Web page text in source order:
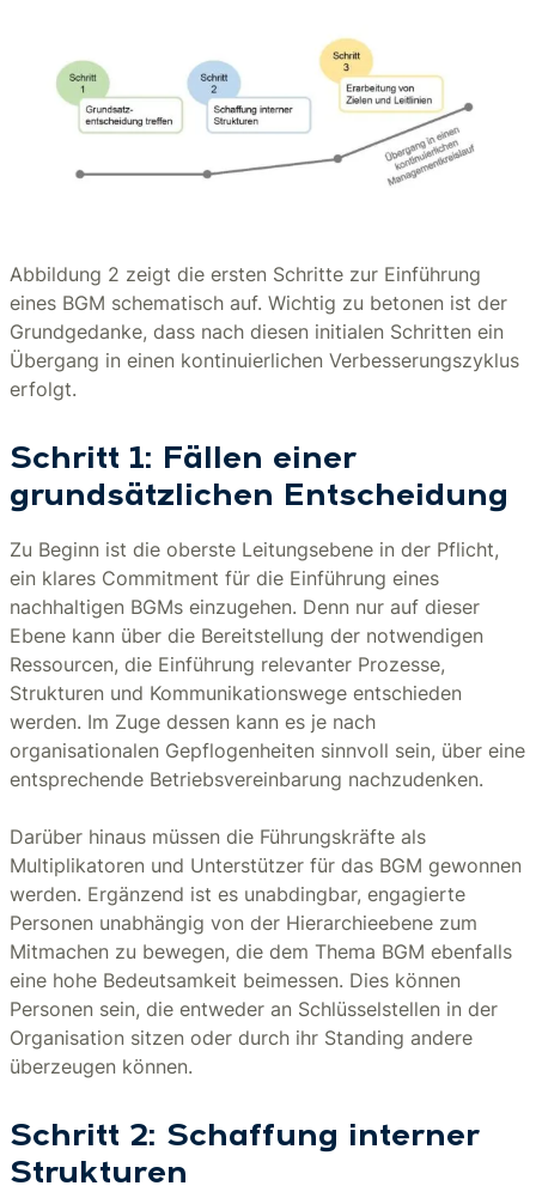
Abbildung 2 zeigt die ersten Schritte zur Einführung
eines BGM schematisch auf. Wichtig zu betonen ist der
Grundgedanke, dass nach diesen initialen Schritten ein
Übergang in einen kontinuierlichen Verbesserungszyklus
erfolgt.
Schritt 1: Fällen einer
grundsätzlichen Entscheidung
Zu Beginn ist die oberste Leitungsebene in der Pflicht,
ein klares Commitment für die Einführung eines
nachhaltigen BGMs einzugehen. Denn nur auf dieser
Ebene kann über die Bereitstellung der notwendigen
Ressourcen, die Einführung relevanter Prozesse,
Strukturen und Kommunikationswege entschieden
werden. Im Zuge dessen kann es je nach
organisationalen Gepflogenheiten sinnvoll sein, über eine
entsprechende Betriebsvereinbarung nachzudenken.
Darüber hinaus müssen die Führungskräfte als
Multiplikatoren und Unterstützer für das BGM gewonnen
werden. Ergänzend ist es unabdingbar, engagierte
Personen unabhängig von der Hierarchieebene zum
Mitmachen zu bewegen, die dem Thema BGM ebenfalls
eine hohe Bedeutsamkeit beimessen. Dies können
Personen sein, die entweder an Schlüsselstellen in der
Organisation sitzen oder durch ihr Standing andere
überzeugen können.
Schritt 2: Schaffung interner
Strukturen